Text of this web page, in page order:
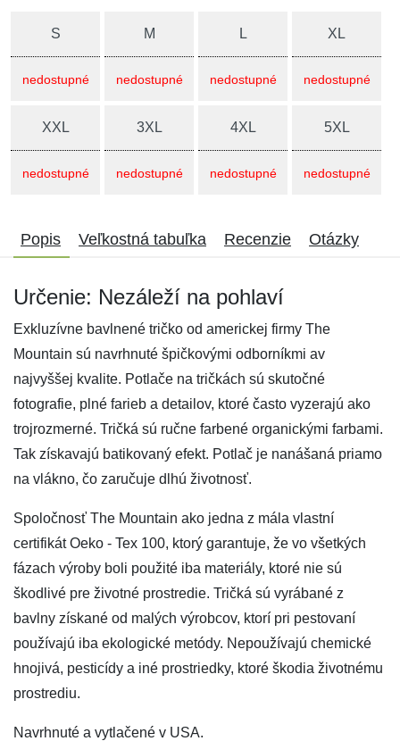
S
nedostupné
M
nedostupné
L
nedostupné
XL
nedostupné
XXL
nedostupné
3XL
nedostupné
4XL
nedostupné
5XL
nedostupné
Popis Veľkostná tabuľka Recenzie Otázky
Určenie: Nezáleží na pohlaví
Exkluzívne bavlnené tričko od americkej firmy The
Mountain sú navrhnuté špičkovými odborníkmi av
najvyššej kvalite. Potlače na tričkách sú skutočné
fotografie, plné farieb a detailov, ktoré často vyzerajú ako
trojrozmerné. Tričká sú ručne farbené organickými farbami.
Tak získavajú batikovaný efekt. Potlač je nanášaná priamo
na vlákno, čo zaručuje dlhú životnosť.
Spoločnosť The Mountain ako jedna z mála vlastní
certifikát Oeko - Tex 100, ktorý garantuje, že vo všetkých
fázach výroby boli použité iba materiály, ktoré nie sú
škodlivé pre životné prostredie. Tričká sú vyrábané z
bavlny získané od malých výrobcov, ktorí pri pestovaní
používajú iba ekologické metódy. Nepoužívajú chemické
hnojivá, pesticídy a iné prostriedky, ktoré škodia životnému
prostrediu.
Navrhnuté a vytlačené v USA.